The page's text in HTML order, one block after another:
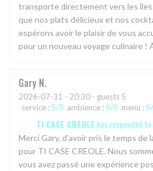
transporte directement vers les
que nos plats délicieux et nos
espérons avoir le plaisir de vous
pour un nouveau voyage culinaire !
Gary N
2026-07-31 - 20:30 - guests 5
service : 5/5 ambience : 5/5 menu : 5
TI CASE CREOLE has responded
Merci Gary, d'avoir pris le temps de
pour TI CASE CREOLE. Nous
vous avez passé une expérience